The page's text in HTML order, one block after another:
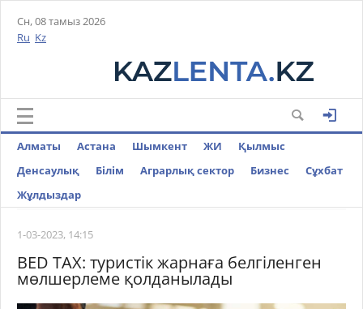
Сн, 08 тамыз 2026
Ru Kz
Алматы Астана Шымкент ЖИ
Қылмыс
Денсаулық
Білім Аграрлық сектор Бизнес
Cұхбат
Жұлдыздар
1-03-2023, 14:15
BED TAX: туристік жарнаға белгіленген
мөлшерлеме қолданылады